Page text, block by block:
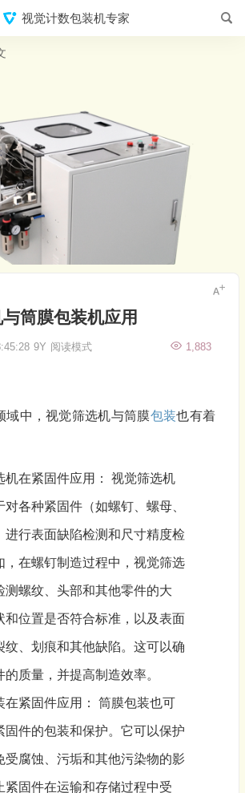
视觉计数包装机专家
筒膜包装机应用
9Y 1,883
阅读模式
域中，视觉筛选机与筒膜包装也有着
机在紧固件应用： 视觉筛选机
对各种紧固件（如螺钉、螺母、
进行表面缺陷检测和尺寸精度检
，在螺钉制造过程中，视觉筛选
测螺纹、头部和其他零件的大
和位置是否符合标准，以及表面
纹、划痕和其他缺陷。这可以确
的质量，并提高制造效率。
在紧固件应用： 筒膜包装也可
固件的包装和保护。它可以保护
受腐蚀、污垢和其他污染物的影
紧固件在运输和存储过程中受